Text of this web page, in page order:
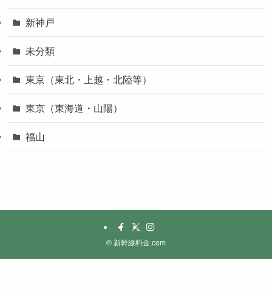
新神戸
未分類
東京（東北・上越・北陸等）
東京（東海道・山陽）
福山
© 新幹線料金.com